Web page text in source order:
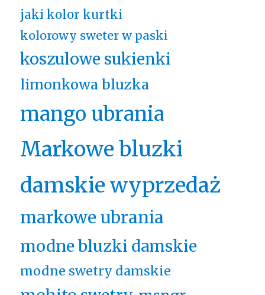
jaki kolor kurtki
kolorowy sweter w paski
koszulowe sukienki
limonkowa bluzka
mango ubrania
Markowe bluzki
damskie wyprzedaż
markowe ubrania
modne bluzki damskie
modne swetry damskie